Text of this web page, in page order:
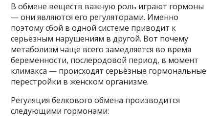
В обмене веществ важную роль играют гормоны
— они являются его регуляторами. Именно
поэтому сбой в одной системе приводит к
серьёзным нарушениям в другой. Вот почему
метаболизм чаще всего замедляется во время
беременности, послеродовой период, в момент
климакса — происходят серьёзные гормональные
перестройки в женском организме.
Регуляция белкового обмена производится
следующими гормонами: